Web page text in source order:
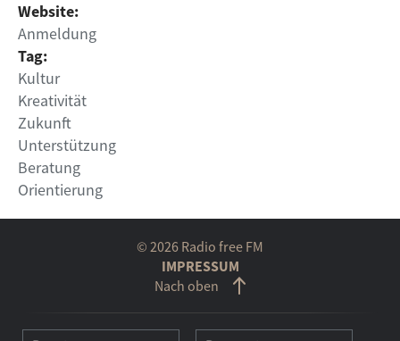
Website:
Anmeldung
Tag:
Kultur
Kreativität
Zukunft
Unterstützung
Beratung
Orientierung
© 2026 Radio free FM
IMPRESSUM
Nach oben